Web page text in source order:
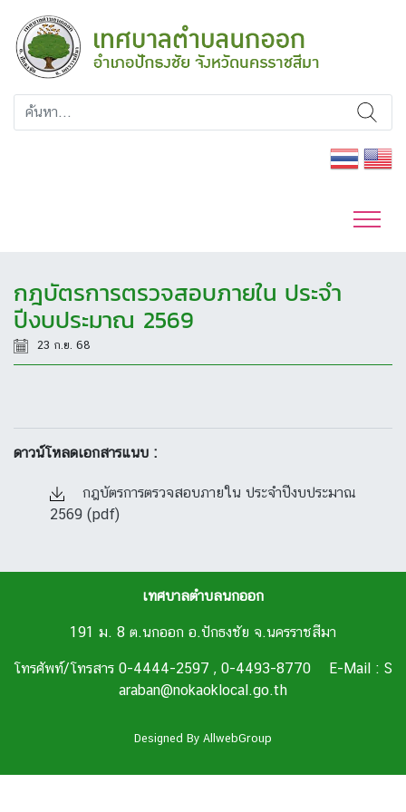
กฎบัตรการตรวจสอบภายใน ประจำ
ปีงบประมาณ 2569
23 ก.ย. 68
ดาวน์โหลดเอกสารแนบ :
กฎบัตรการตรวจสอบภายใน ประจำปีงบประมาณ
2569 (pdf)
เทศบาลตำบลนกออก
191 ม. 8 ต.นกออก อ.ปักธงชัย จ.นครราชสีมา
โทรศัพท์/โทรสาร 0-4444-2597 , 0-4493-8770 E-Mail : S
araban@nokaoklocal.go.th
Designed By AllwebGroup